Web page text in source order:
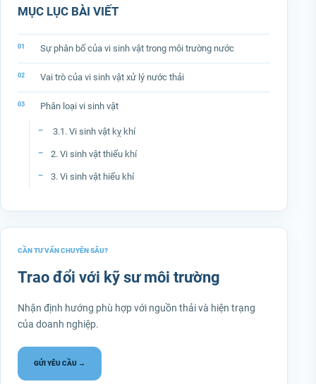
MỤC LỤC BÀI VIẾT
Sự phân bố của vi sinh vật trong môi trường nước
Vai trò của vi sinh vật xử lý nước thải
Phân loại vi sinh vật
3.1. Vi sinh vật kỵ khí
2. Vi sinh vật thiếu khí
3. Vi sinh vật hiếu khí
CẦN TƯ VẤN CHUYÊN SÂU?
Trao đổi với kỹ sư môi trường
Nhận định hướng phù hợp với nguồn thải và hiện trạng
của doanh nghiệp.
GỬI YÊU CẦU →